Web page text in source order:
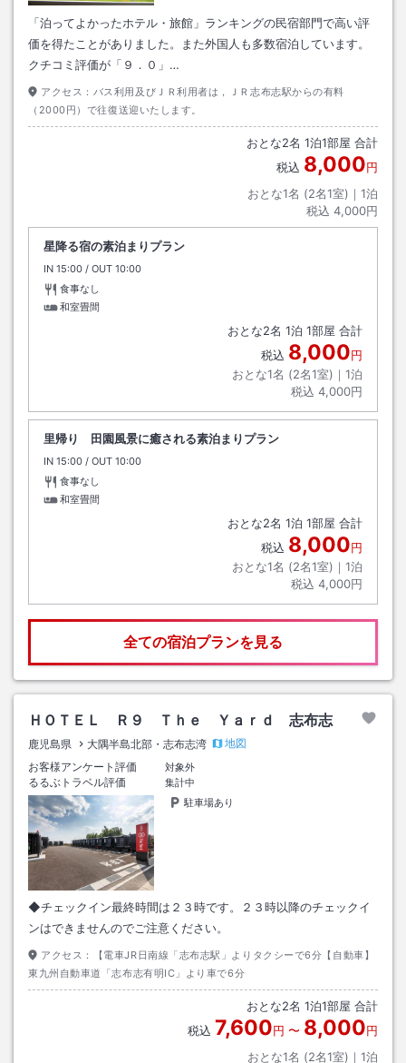
「泊ってよかったホテル・旅館」ランキングの民宿部門で高い評
価を得たことがありました。また外国人も多数宿泊しています。
クチコミ評価が「９．０」…
アクセス： バス利用及びＪＲ利用者は，ＪＲ志布志駅からの有料
（2000円）で往復送迎いたします。
おとな2名 1泊1部屋 合計
税込 8,000円
おとな1名 (2名1室)｜ 1泊
税込 4,000円
星降る宿の素泊まりプラン
IN チェックイン
15:00 / OUT チェックアウト
10:00
食事なし
和室畳間
おとな2名 1泊 1部屋 合計
税込 8,000円
おとな1名 (2名1室)｜ 1泊
税込 4,000円
里帰り 田園風景に癒される素泊まりプラン
IN チェックイン
15:00 / OUT チェックアウト
10:00
食事なし
和室畳間
おとな2名 1泊 1部屋 合計
税込 8,000円
おとな1名 (2名1室)｜ 1泊
税込 4,000円
全ての宿泊プランを見る
ＨＯＴＥＬ Ｒ９ Ｔｈｅ Ｙａｒｄ 志布志
鹿児島県 大隅半島北部・志布志湾
地図
お客様アンケート評価
対象外
るるぶトラベル評価
集計中
駐車場あり
◆チェックイン最終時間は２３時です。２３時以降のチェックイ
ンはできませんのでご注意ください。
アクセス：
【電車JR日南線「志布志駅」よりタクシーで6分【自動車】
東九州自動車道「志布志有明IC」より車で6分
おとな2名 1泊1部屋 合計
税込 7,600円 〜 8,000円
おとな1名 (2名1室)｜ 1泊